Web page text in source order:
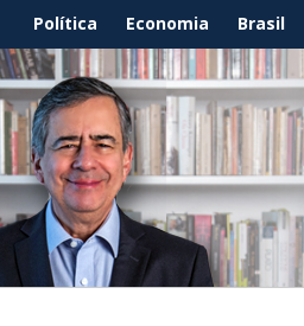
Política Economia Brasil